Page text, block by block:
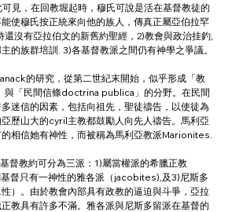
見，在回教堀起時，穆氏可說是活在基督教徒的
使穆氏按正統來向他的族人，傳真正屬亞伯拉罕
沒有亞拉伯文的新舊約聖經，2)教會與政治挂釣,
的族群培訓. 3)各基督教派之間仍有神學之爭議。
的研究，從第二世紀末開始，似乎形成「教
「民間信條doctrina publica」的分野。在民間
迷信的因素，包括向祖先，聖徒禱告，以使徒為
歷山大的cyril主教都鼓勵人向先人禱告。馬利亞
相信她有神性，而被稱為馬利亞教派Marionites.
督教約可分為三派：1)屬當權派的希臘正教
督只有一神性的雅各派（jacobites),及3)尼斯多
）。由於教會內部具有政教的逼迫與斗爭，亞拉
教具有許多不滿。雅各派與尼斯多留派在基督的